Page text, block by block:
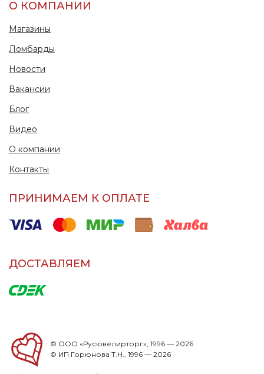
О КОМПАНИИ
Магазины
Ломбарды
Новости
Вакансии
Блог
Видео
О компании
Контакты
ПРИНИМАЕМ К ОПЛАТЕ
ДОСТАВЛЯЕМ
© ООО «Русювелирторг», 1996 — 2026
© ИП Горюнова Т.Н., 1996 — 2026